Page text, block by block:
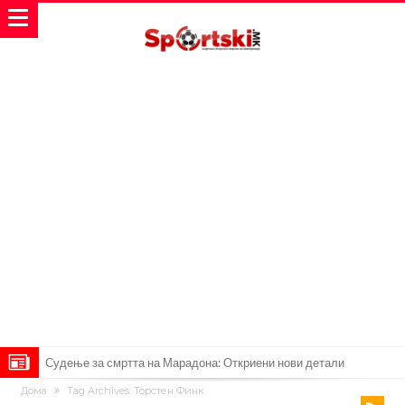
Судење за смртта на Марадона: Откриени нови детали
Англиски репрезентативец обвинет за напад во ноќен клуб – ќе
Дома Tag Archives: Торстен Финк